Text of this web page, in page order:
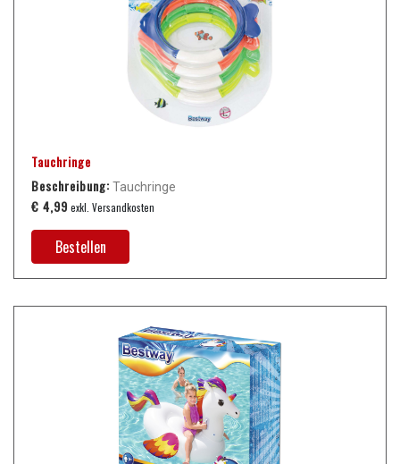
Tauchringe
Beschreibung: Tauchringe
€ 4,99 exkl. Versandkosten
Bestellen